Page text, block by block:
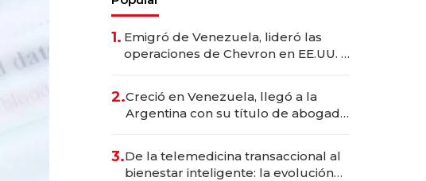
1. Emigró de Venezuela, lideró las
operaciones de Chevron en EE.UU. y
2.Creció en Venezuela, llegó a la
Argentina con su título de abogado
marcas "fast premium"
3.De la telemedicina transaccional al
bienestar inteligente: la evolución